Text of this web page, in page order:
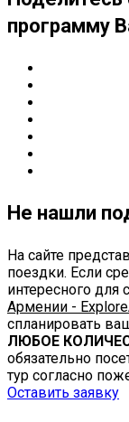
программу
Не нашли
На сайте
поездки. Если
интересного
Армении -
спланировать
ЛЮБОЕ
обязательно
тур согласно
Оставить заявку